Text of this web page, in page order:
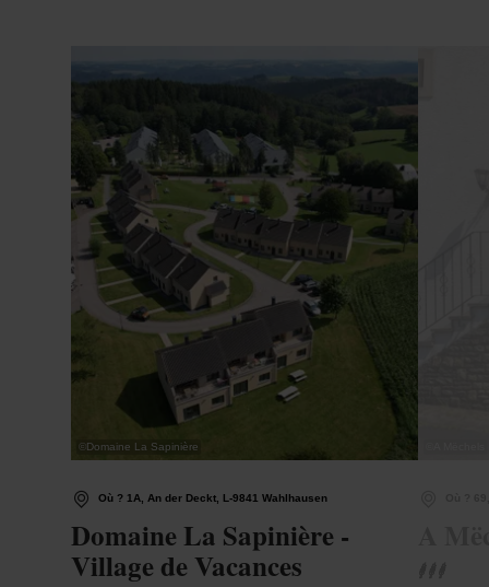
© Domaine La Sapinière
Où ? 1A, An der Deckt, L-9841 Wahlhausen
Domaine La Sapinière -
Village de Vacances